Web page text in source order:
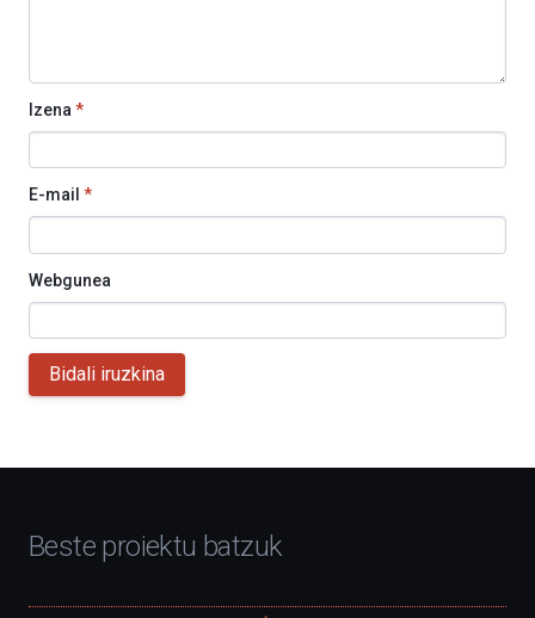
Izena *
E-mail *
Webgunea
Bidali iruzkina
Beste proiektu batzuk